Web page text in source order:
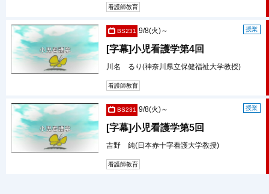
看護師教育
BS231 授業
9/8(火)～
[字幕]小児看護学第4回
川名 るり(神奈川県立保健福祉大学教授)
看護師教育
BS231 授業
9/8(火)～
[字幕]小児看護学第5回
吉野 純(日本赤十字看護大学教授)
看護師教育